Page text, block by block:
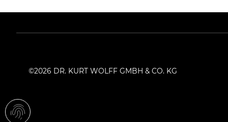
©2026 DR. KURT WOLFF GMBH & CO. KG